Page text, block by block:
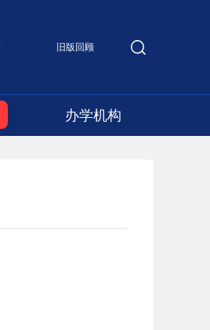
旧版回顾
办学机构